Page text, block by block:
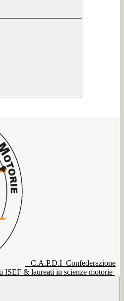
C.A.P.D.I Confederazione
ISEF & laureati in scienze motorie